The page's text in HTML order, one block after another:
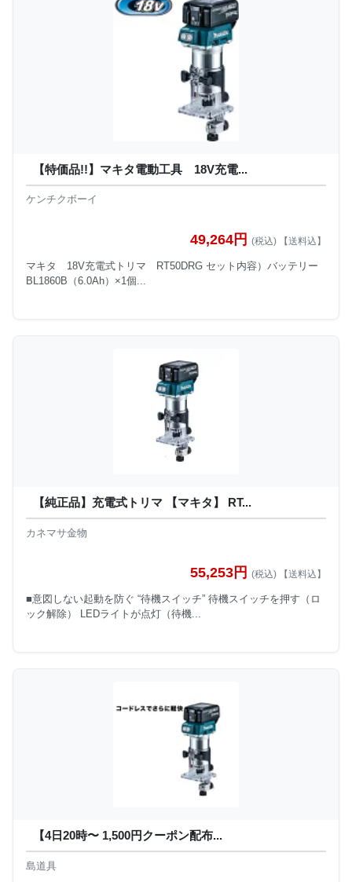
【特価品!!】マキタ電動工具 18V充電...
ケンチクボーイ
49,264円 (税込) 【送料込】
マキタ 18V充電式トリマ RT50DRG セット内容）バッテリー
BL1860B（6.0Ah）×1個...
【純正品】充電式トリマ 【マキタ】 RT...
カネマサ金物
55,253円 (税込) 【送料込】
■意図しない起動を防ぐ “待機スイッチ” 待機スイッチを押す（ロ
ック解除） LEDライトが点灯（待機...
【4日20時〜 1,500円クーポン配布...
島道具